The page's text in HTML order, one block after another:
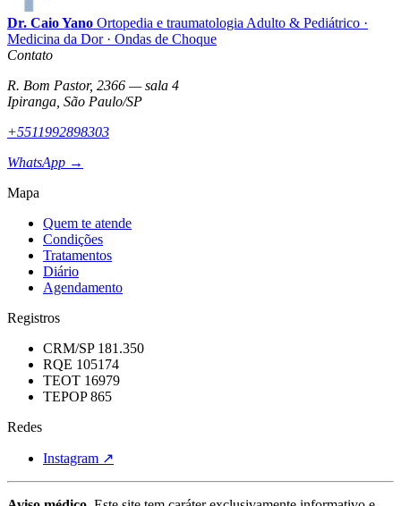
Dr. Caio Yano Ortopedia e traumatologia Adulto & Pediátrico ·
Medicina da Dor · Ondas de Choque
Contato
R. Bom Pastor, 2366 — sala 4
Ipiranga, São Paulo/SP
+5511992898303
WhatsApp →
Mapa
Quem te atende
Condições
Tratamentos
Diário
Agendamento
Registros
CRM/SP 181.350
RQE 105174
TEOT 16979
TEPOP 865
Redes
Instagram ↗